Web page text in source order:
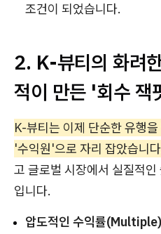
조건이 되었습니다.
2. K-뷰티의 화려
적이 만든 '회수 잭
K-뷰티는 이제 단순한 유행
'수익원'으로 자리 잡았습니
고 글로벌 시장에서 실질적
입니다.
압도적인 수익률